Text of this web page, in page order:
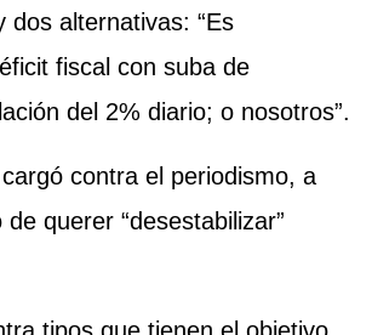
dos alternativas: “Es
fiscal con suba de
del 2% diario; o nosotros”.
contra el periodismo, a
querer “desestabilizar”